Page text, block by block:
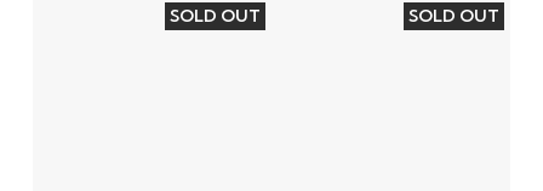
SOLD OUT SOLD OUT